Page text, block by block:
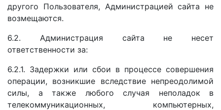
другого Пользователя, Администрацией сайта не
возмещаются.
6.2. Администрация сайта не несет
ответственности за:
6.2.1. Задержки или сбои в процессе совершения
операции, возникшие вследствие непреодолимой
силы, а также любого случая неполадок в
телекоммуникационных, компьютерных,